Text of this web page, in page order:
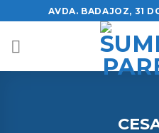
to
content
AVDA. BADAJOZ, 31